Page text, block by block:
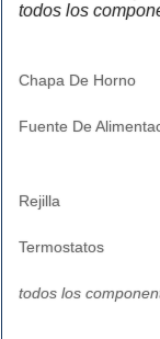
todos los
Chapa De Horno
Fuente De
Rejilla
Termostatos
todos los